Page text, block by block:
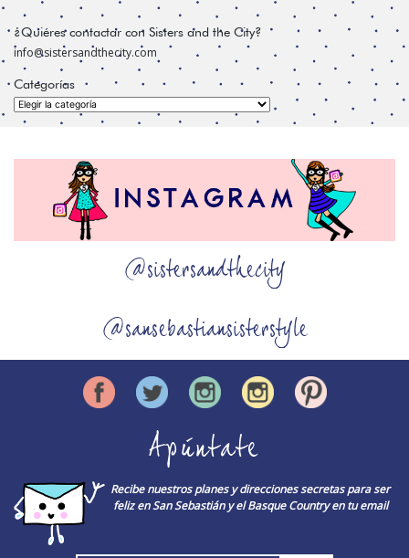
¿Quiéres contactar con Sisters and the City?
info@sistersandthecity.com
Categorías
Categorías
@sistersandthecity
@sansebastiansisterstyle
Apúntate
Recibe nuestros planes y direcciones secretas para ser
feliz en San Sebastián y el Basque Country en tu email